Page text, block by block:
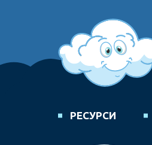
РЕСУРСИ